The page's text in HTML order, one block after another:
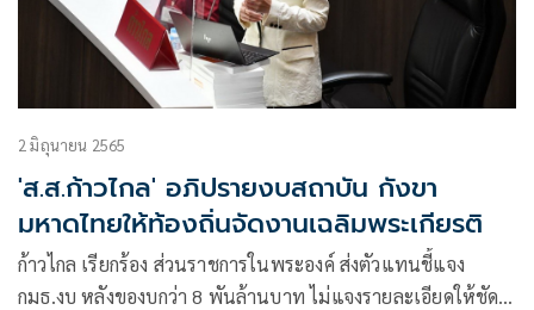
2 มิถุนายน 2565
'ส.ส.ก้าวไกล' อภิปรายงบสถาบัน กังขา
มหาดไทยให้ท้องถิ่นจัดงานเฉลิมพระเกียรติ
ก้าวไกล เรียกร้อง ส่วนราชการในพระองค์ ส่งตัวแทนชี้แจง
กมธ.งบ หลังของบกว่า 8 พันล้านบาท ไม่แจงรายละเอียดให้ชัด